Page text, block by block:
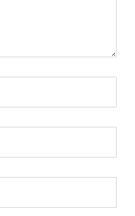
:*
:*
: